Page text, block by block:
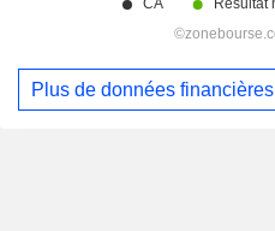
Plus de données financières